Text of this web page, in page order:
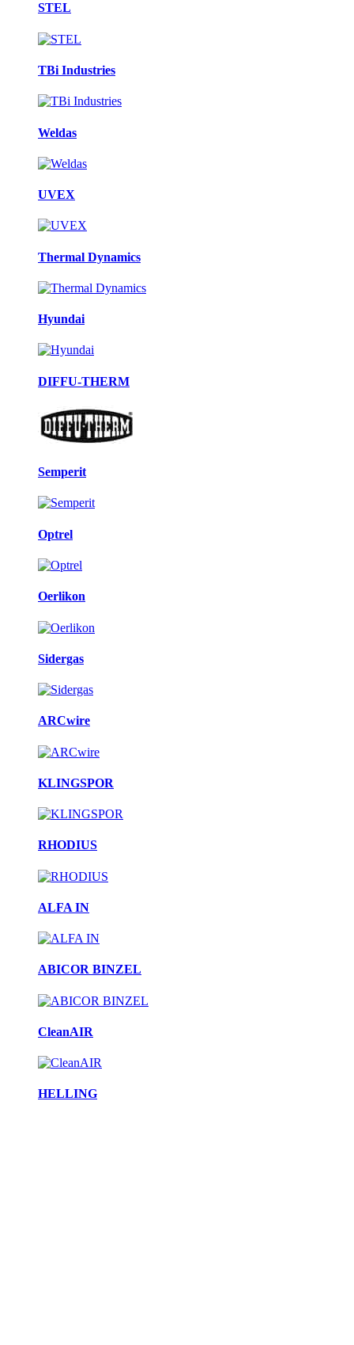
STEL
TBi Industries
Weldas
UVEX
Thermal Dynamics
Hyundai
DIFFU-THERM
Semperit
Optrel
Oerlikon
Sidergas
ARCwire
KLINGSPOR
RHODIUS
ALFA IN
ABICOR BINZEL
CleanAIR
HELLING